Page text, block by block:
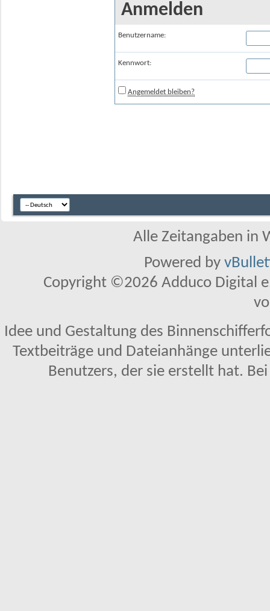
Anmelden
Benutzername:
Kennwort:
Angemeldet bleiben?
Alle Zeitangaben in
Powered by
Copyright ©2026 Adduco Digital
Idee und Gestaltung des
Textbeiträge und Dateianhänge
Benutzers, der sie erstellt hat.